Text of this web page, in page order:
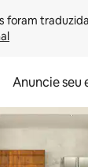
Anuncie seu